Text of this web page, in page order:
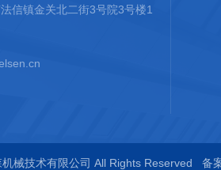
信镇金关北二街3号院3号楼1
械技术有限公司 All Rights Reserved 备